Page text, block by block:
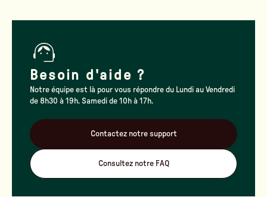
Besoin d'aide ?
Notre équipe est là pour vous répondre du Lundi au Vendredi
de 8h30 à 19h. Samedi de 10h à 17h.
Contactez notre support
Consultez notre FAQ